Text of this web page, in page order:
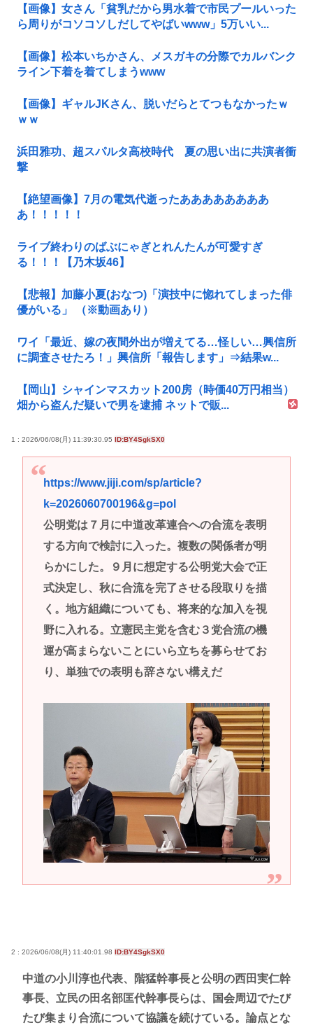
【画像】女さん「貧乳だから男水着で市民プールいった
ら周りがコソコソしだしてやばいwww」5万いい...
【画像】松本いちかさん、メスガキの分際でカルバンク
ライン下着を着てしまうwww
【画像】ギャルJKさん、脱いだらとてつもなかったｗ
ｗｗ
浜田雅功、超スパルタ高校時代 夏の思い出に共演者衝
撃
【絶望画像】7月の電気代逝ったああああああああ
あ！！！！！
ライブ終わりのばぶにゃぎとれんたんが可愛すぎ
る！！！【乃木坂46】
【悲報】加藤小夏(おなつ)「演技中に惚れてしまった俳
優がいる」 （※動画あり）
ワイ「最近、嫁の夜間外出が増えてる…怪しい…興信所
に調査させたろ！」興信所「報告します」⇒結果w...
【岡山】シャインマスカット200房（時価40万円相当）
畑から盗んだ疑いで男を逮捕 ネットで販...
1 : 2026/06/08(月) 11:39:30.95 ID:BY4SgkSX0
https://www.jiji.com/sp/article?
k=2026060700196&g=pol
公明党は７月に中道改革連合への合流を表明
する方向で検討に入った。複数の関係者が明
らかにした。９月に想定する公明党大会で正
式決定し、秋に合流を完了させる段取りを描
く。地方組織についても、将来的な加入を視
野に入れる。立憲民主党を含む３党合流の機
運が高まらないことにいら立ちを募らせてお
り、単独での表明も辞さない構えだ
2 : 2026/06/08(月) 11:40:01.98 ID:BY4SgkSX0
中道の小川淳也代表、階猛幹事長と公明の西田実仁幹
事長、立民の田名部匡代幹事長らは、国会周辺でたび
たび集まり合流について協議を続けている。論点とな